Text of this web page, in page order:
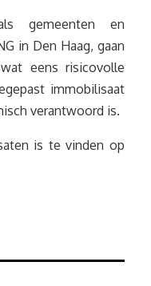
gemeenten en
in Den Haag, gaan
eens risicovolle
immobilisaat
verantwoord is.
is te vinden op